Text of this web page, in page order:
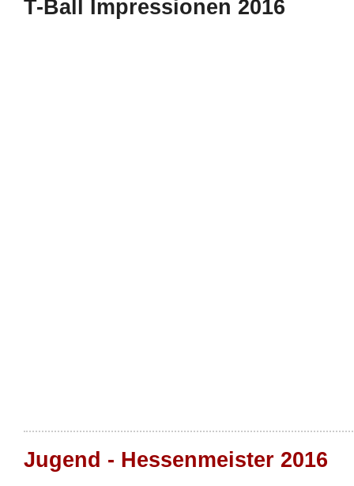
T-Ball Impressionen 2016
Jugend - Hessenmeister 2016